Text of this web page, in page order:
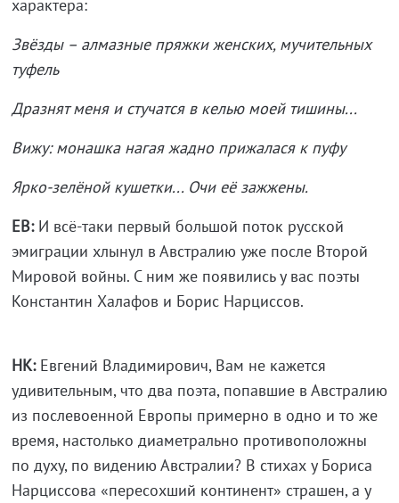
характера:
Звёзды – алмазные пряжки женских, мучительных
туфель
Дразнят меня и стучатся в келью моей тишины...
Вижу: монашка нагая жадно прижалася к пуфу
Ярко-зелёной кушетки... Очи её зажжены.
ЕВ:И всё-таки первый большой поток русской
эмиграции хлынул в Австралию уже после Второй
Мировой войны. С ним же появились у вас поэты
Константин Халафов и Борис Нарциссов.
НК: Евгений Владимирович, Вам не кажется
удивительным, что два поэта, попавшие в Австралию
из послевоенной Европы примерно в одно и то же
время, настолько диаметрально противоположны
по духу, по видению Австралии? В стихах у Бориса
Нарциссова «пересохший континент» страшен, а у